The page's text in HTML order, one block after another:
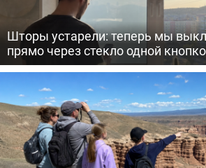
Шторы устарели: теперь мы
прямо через стекло одной